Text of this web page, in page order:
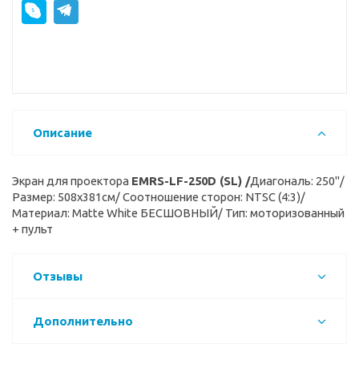
Описание
Экран для проектора EMRS-LF-250D (SL) /Диагональ: 250"/
Размер: 508x381см/ Соотношение сторон: NTSC (4:3)/
Материал: Matte White БЕСШОВНЫЙ/ Тип: моторизованный
+ пульт
Отзывы
Дополнительно